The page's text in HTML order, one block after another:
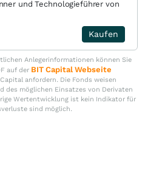
und Technologieführer von
Kaufen
Anlegerinformationen können Sie
auf der BIT Capital Webseite
anfordern. Die Fonds weisen
des möglichen Einsatzes von Derivaten
Wertentwicklung ist kein Indikator für
sind möglich.